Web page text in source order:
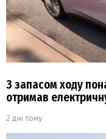
З запасом ходу
отримав
2 дні тому